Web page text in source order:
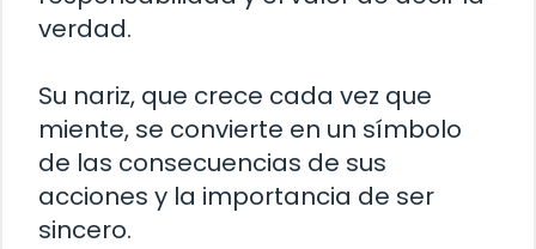
verdad.
Su nariz, que crece cada vez que
miente, se convierte en un símbolo
de las consecuencias de sus
acciones y la importancia de ser
sincero.